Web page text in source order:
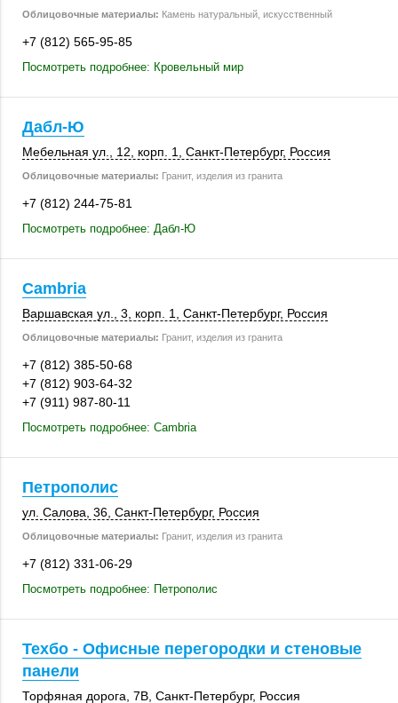
Облицовочные материалы: Камень натуральный, искусственный
+7 (812) 565-95-85
Посмотреть подробнее: Кровельный мир
Дабл-Ю
Мебельная ул., 12 корп. 1 Санкт-Петербург, Россия
Облицовочные материалы: Гранит, изделия из гранита
+7 (812) 244-75-81
Посмотреть подробнее: Дабл-Ю
Cambria
Варшавская ул., 3 корп. 1 Санкт-Петербург, Россия
Облицовочные материалы: Гранит, изделия из гранита
+7 (812) 385-50-68
+7 (812) 903-64-32
+7 (911) 987-80-11
Посмотреть подробнее: Cambria
Петрополис
ул. Салова, 36 Санкт-Петербург, Россия
Облицовочные материалы: Гранит, изделия из гранита
+7 (812) 331-06-29
Посмотреть подробнее: Петрополис
Техбо - Офисные перегородки и стеновые
панели
Торфяная дорога, 7В Санкт-Петербург, Россия